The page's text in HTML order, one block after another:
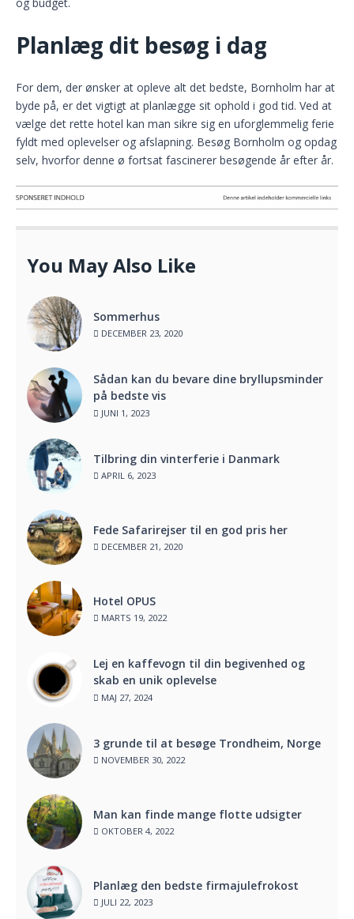
Planlæg dit besøg i dag
For dem, der ønsker at opleve alt det bedste, Bornholm har at
byde på, er det vigtigt at planlægge sit ophold i god tid. Ved at
vælge det rette hotel kan man sikre sig en uforglemmelig ferie
fyldt med oplevelser og afslapning. Besøg Bornholm og opdag
selv, hvorfor denne ø fortsat fascinerer besøgende år efter år.
You May Also Like
Sommerhus
DECEMBER 23, 2020
Sådan kan du bevare dine bryllupsminder
på bedste vis
JUNI 1, 2023
Tilbring din vinterferie i Danmark
APRIL 6, 2023
Fede Safarirejser til en god pris her
DECEMBER 21, 2020
Hotel OPUS
MARTS 19, 2022
Lej en kaffevogn til din begivenhed og
skab en unik oplevelse
MAJ 27, 2024
3 grunde til at besøge Trondheim, Norge
NOVEMBER 30, 2022
Man kan finde mange flotte udsigter
OKTOBER 4, 2022
Planlæg den bedste firmajulefrokost
JULI 22, 2023